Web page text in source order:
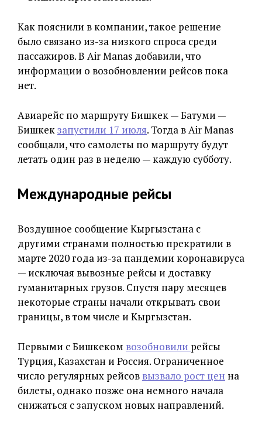
Как пояснили в компании, такое решение
было связано из-за низкого спроса среди
пассажиров. В Air Manas добавили, что
информации о возобновлении рейсов пока
нет.
Авиарейс по маршруту Бишкек — Батуми —
Бишкекзапустили 17 июля. Тогда в Air Manas
сообщали, что самолеты по маршруту будут
летать один раз в неделю — каждую субботу.
Международные рейсы
Воздушное сообщение Кыргызстана с
другими странами полностью прекратили в
марте 2020 года из-за пандемии коронавируса
— исключая вывозные рейсы и доставку
гуманитарных грузов. Спустя пару месяцев
некоторые страны начали открывать свои
границы, в том числе и Кыргызстан.
Первыми с Бишкеком возобновили рейсы
Турция, Казахстан и Россия. Ограниченное
число регулярных рейсов вызвало рост цен на
билеты, однако позже она немного начала
снижаться с запуском новых направлений.